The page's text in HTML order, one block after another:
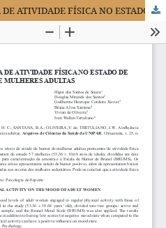
A INFLUÊNCIA DA PRÁTICA DE ATIVIDADE FÍSICA NO ESTADO DE HUMOR DE MULHERES ADULTAS